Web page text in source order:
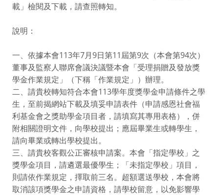
載」檢閱及下載，請查照轉知。
說明：
一、依據本會113年7月9日第11屆第9次（本會第94次）
董事及監察人聯席會議決議暨本會「受理捐贈及發放獎
學金作業規定」（下稱「作業規定」）辦理。
二、請貴校轉知符合本會113學年度獎學金申請條件之學
生，至前揭網站下載及填妥申請表件（申請感恩社會福
利基金會之獎助學金項目者，請填寫其專用表格），併
附相關證明文件，向學校提出；應屆畢業生或轉學生，
請向畢業或轉出學校提出。
三、請貴校客觀公正審核申請案。本會「指定學校」之
獎學金項目，請遴選最優學生；「未指定學校」項目，
則請依作業規定，擇取前三名。超額選送學校，本會將
取消該項獎學金之申請資格，請學校留意，以免影響學